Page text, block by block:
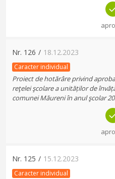
Nr. 126 / 18.12.2023
Caracter individual
Proiect de hotărâre privind
reţelei şcolare a unităților de
comunei Măureni în anul şcolar
Nr. 125 / 15.12.2023
Caracter individual